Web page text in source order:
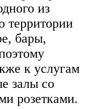
из
территории
бары,
к услугам
залы со
розетками.